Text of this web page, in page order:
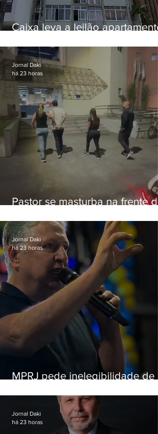
Caixa leva a leilão apartamento
Botafogo
Pastor se masturba na frente de
Jornal Daki
há 23 horas
MPRJ pede inelegibilidade de
Jornal Daki
há 23 horas
Jornal Daki
há 23 horas